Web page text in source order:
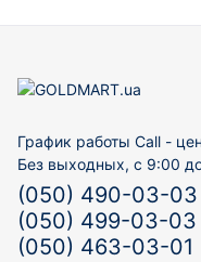
График работы Call -
Без выходных, с 9:00
(050) 490-03-03
(050) 499-03-03
(050) 463-03-01